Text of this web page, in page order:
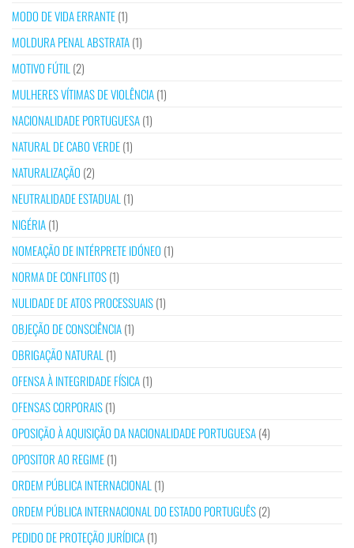
MODO DE VIDA ERRANTE(1)
MOLDURA PENAL ABSTRATA(1)
MOTIVO FÚTIL (2)
MULHERES VÍTIMAS DE VIOLÊNCIA(1)
NACIONALIDADE PORTUGUESA(1)
NATURAL DE CABO VERDE(1)
NATURALIZAÇÃO (2)
NEUTRALIDADE ESTADUAL (1)
NIGÉRIA(1)
NOMEAÇÃO DE INTÉRPRETE IDÓNEO (1)
NORMA DE CONFLITOS(1)
NULIDADE DE ATOS PROCESSUAIS(1)
OBJEÇÃO DE CONSCIÊNCIA(1)
OBRIGAÇÃO NATURAL (1)
OFENSA À INTEGRIDADE FÍSICA(1)
OFENSAS CORPORAIS(1)
OPOSIÇÃO À AQUISIÇÃO DA NACIONALIDADE PORTUGUESA(4)
OPOSITOR AO REGIME(1)
ORDEM PÚBLICA INTERNACIONAL (1)
ORDEM PÚBLICA INTERNACIONAL DO ESTADO PORTUGUÊS(2)
PEDIDO DE PROTEÇÃO JURÍDICA(1)